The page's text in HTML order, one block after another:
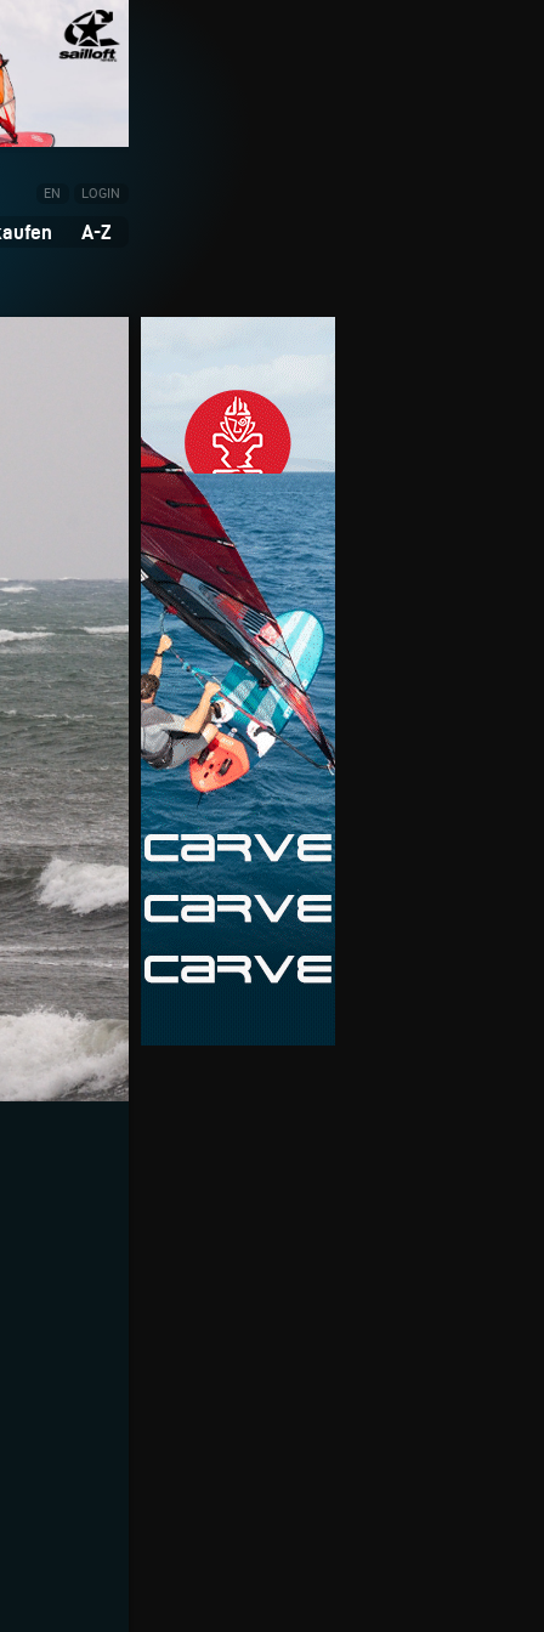
EN LOGIN
A-Z